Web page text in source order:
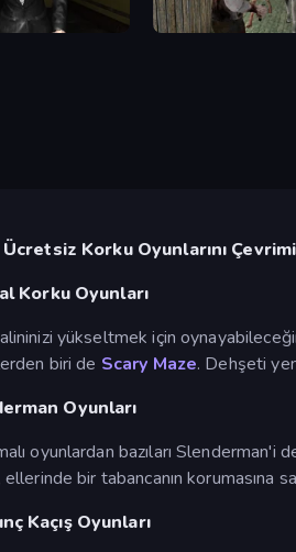
2 Jeff the Killer vs
Korku Oyunlarını
Korku Oyunları
yükseltmek için
biri de Scary Maze. Dehşeti
Oyunları
oyunlardan bazıları Slenderman'i
ellerinde bir tabancanın korumasına
Kaçış Oyunları